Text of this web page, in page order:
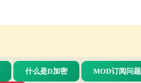
什么是D加密 MOD订阅问题